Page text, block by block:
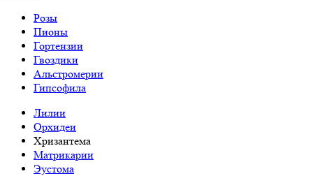
Розы
Пионы
Гортензии
Гвоздики
Альстромерии
Гипсофила
Лилии
Орхидеи
Хризантема
Матрикарии
Эустома